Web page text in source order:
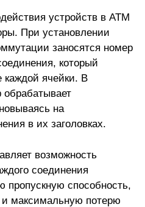
устройств в ATM
При установлении
заносятся номер
который
каждой ячейки. В
обрабатывает
на
в их заголовках.
возможность
соединения
пропускную способность,
максимальную потерю